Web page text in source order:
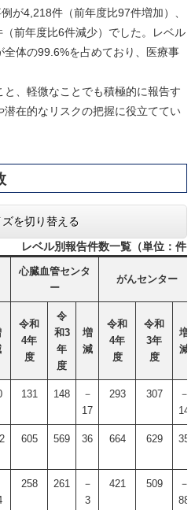
が4,218件（前年度比97件増加）、
前年度比6件減少）でした。レベル
体の99.6%を占めており、医療事
、軽微なことでも積極的に報告す
在的なリスクの把握に役立ててい
を切り替える
レベル別報告件数一覧（単位：件
心臓血管センタ
ー
がんセンター
令和
4年
度
令
和3
年
度
増
減
令和
4年
度
令和
3年
度
増
減
131 148
－
17
293 307
－
14
605 569 36 664 629 35
258 261
－
3
421 509
－
88